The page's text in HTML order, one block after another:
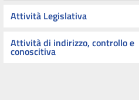
Attività Legislativa
Attività di indirizzo, controllo e
conoscitiva